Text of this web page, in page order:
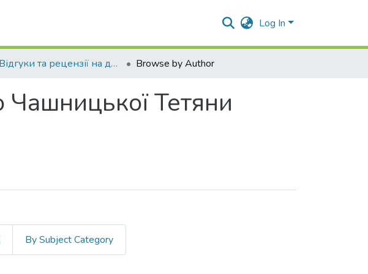
Log In
Відгуки та рецензії на дисертацію Чашницької Тетяни Григорівни Browse by Author
Чашницької Тетяни
By Subject Category